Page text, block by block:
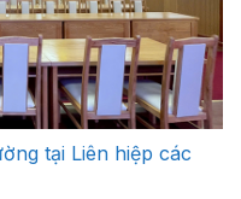
tại Liên hiệp các